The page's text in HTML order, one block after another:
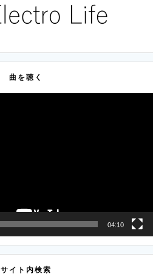
曲を聴く
04:10
サイト内検索